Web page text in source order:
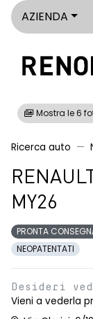
AZIENDA
Mostra le 6
Ricerca auto
MY26
PRONTA
NEOPATENTATI
Desideri
Vieni a vederla